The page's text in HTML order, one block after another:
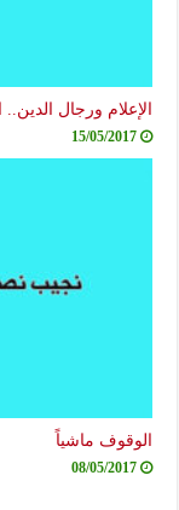
الإعلام ورجال الدين..
15/05/2017
الوقوف ماشياً
08/05/2017